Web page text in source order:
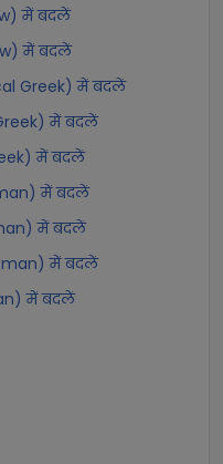
में बदलें
में बदलें
Greek) में बदलें
में बदलें
में बदलें
में बदलें
में बदलें
में बदलें
में बदलें